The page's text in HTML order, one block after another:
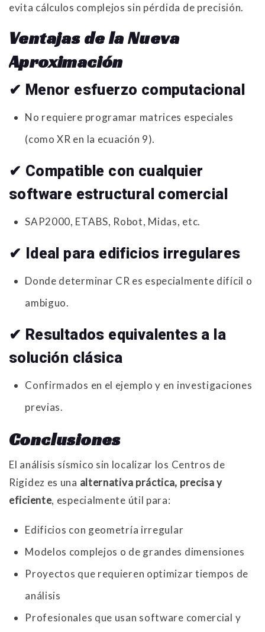
evita cálculos complejos sin pérdida de precisión.
Ventajas de la Nueva
Aproximación
✔ Menor esfuerzo computacional
No requiere programar matrices especiales
(como XR en la ecuación 9).
✔ Compatible con cualquier
software estructural comercial
SAP2000, ETABS, Robot, Midas, etc.
✔ Ideal para edificios irregulares
Donde determinar CR es especialmente difícil o
ambiguo.
✔ Resultados equivalentes a la
solución clásica
Confirmados en el ejemplo y en investigaciones
previas.
Conclusiones
El análisis sísmico sin localizar los Centros de
Rigidez es una alternativa práctica, precisa y
eficiente, especialmente útil para:
Edificios con geometría irregular
Modelos complejos o de grandes dimensiones
Proyectos que requieren optimizar tiempos de
análisis
Profesionales que usan software comercial y